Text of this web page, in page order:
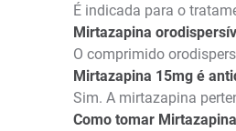
É indicada para o
Mirtazapina
O comprimido
Mirtazapina 15mg é
Sim. A mirtazapina
Como tomar